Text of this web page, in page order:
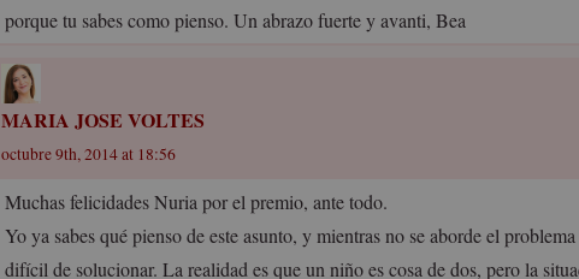
porque tu sabes como pienso. Un abrazo fuerte y avanti, Bea
MARIA JOSE VOLTES
octubre 9th, 2014 at 18:56
Muchas felicidades Nuria por el premio, ante todo.
Yo ya sabes qué pienso de este asunto, y mientras no se aborde el
difícil de solucionar. La realidad es que un niño es cosa de dos, pero la